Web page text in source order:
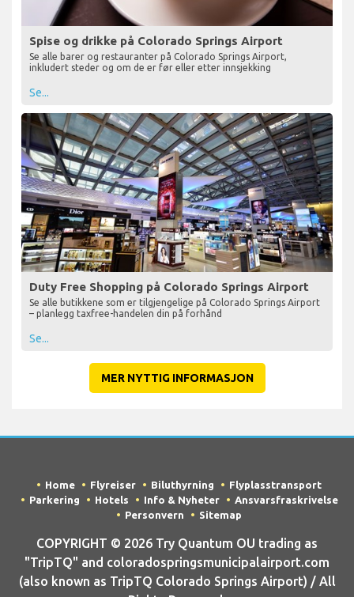
Spise og drikke på Colorado Springs Airport
Se alle barer og restauranter på Colorado Springs Airport,
inkludert steder og om de er før eller etter innsjekking
Se...
Duty Free Shopping på Colorado Springs Airport
Se alle butikkene som er tilgjengelige på Colorado Springs Airport
– planlegg taxfree-handelen din på forhånd
Se...
MER NYTTIG INFORMASJON
Home Flyreiser Biluthyrning
Flyplasstransport
Parkering
Hotels Info & Nyheter
Ansvarsfraskrivelse
Personvern
Sitemap
COPYRIGHT © 2026 Try Quantum OU trading as
"TripTQ" and coloradospringsmunicipalairport.com
(also known as TripTQ Colorado Springs Airport) / All